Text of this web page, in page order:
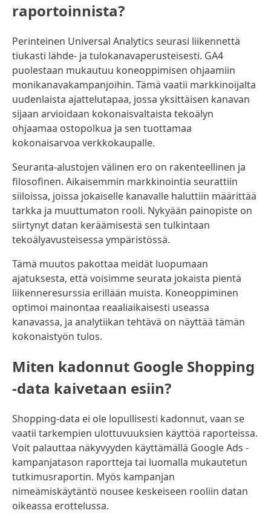
raportoinnista?
Perinteinen Universal Analytics seurasi liikennettä
tiukasti lähde- ja tulokanavaperusteisesti. GA4
puolestaan mukautuu koneoppimisen ohjaamiin
monikanavakampanjoihin. Tämä vaatii markkinoijalta
uudenlaista ajattelutapaa, jossa yksittäisen kanavan
sijaan arvioidaan kokonaisvaltaista tekoälyn
ohjaamaa ostopolkua ja sen tuottamaa
kokonaisarvoa verkkokaupalle.
Seuranta-alustojen välinen ero on rakenteellinen ja
filosofinen. Aikaisemmin markkinointia seurattiin
siiloissa, joissa jokaiselle kanavalle haluttiin määrittää
tarkka ja muuttumaton rooli. Nykyään painopiste on
siirtynyt datan keräämisestä sen tulkintaan
tekoälyavusteisessa ympäristössä.
Tämä muutos pakottaa meidät luopumaan
ajatuksesta, että voisimme seurata jokaista pientä
liikenneresurssia erillään muista. Koneoppiminen
optimoi mainontaa reaaliaikaisesti useassa
kanavassa, ja analytiikan tehtävä on näyttää tämän
kokonaistyön tulos.
Miten kadonnut Google Shopping
-data kaivetaan esiin?
Shopping-data ei ole lopullisesti kadonnut, vaan se
vaatii tarkempien ulottuvuuksien käyttöä raporteissa.
Voit palauttaa näkyvyyden käyttämällä Google Ads -
kampanjatason raportteja tai luomalla mukautetun
tutkimusraportin. Myös kampanjan
nimeämiskäytäntö nousee keskeiseen rooliin datan
oikeassa erottelussa.